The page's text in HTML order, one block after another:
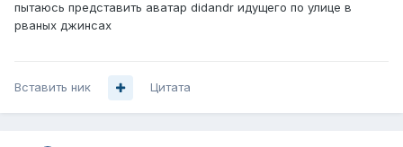
пытаюсь представить аватар didandr идущего по улице в
рваных джинсах
Вставить ник Цитата